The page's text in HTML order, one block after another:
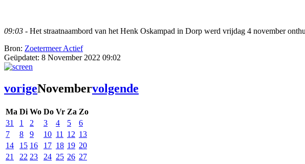
09:03 - Het straatnaambord van het Henk Oskampad in Dorp werd vrijdag 4 november
Bron: Zoetermeer Actief
Geüpdatet: 8 November 2022 09:02
vorigeNovembervolgende
Ma Di Wo Do Vr Za Zo
31
1 2 3 4 5
6
7
8 9 10 11 12 13
14
15 16 17 18 19 20
21
22 23 24 25 26 27